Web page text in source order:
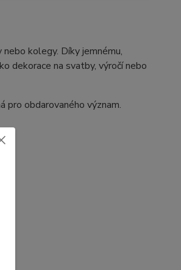
kolegy. Díky jemnému,
dekorace na svatby, výročí nebo
obdarovaného význam.